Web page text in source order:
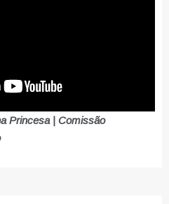
Princesa | Comissão